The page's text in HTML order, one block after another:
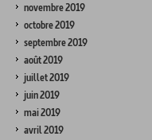
novembre 2019
octobre 2019
septembre 2019
août 2019
juillet 2019
juin 2019
mai 2019
avril 2019